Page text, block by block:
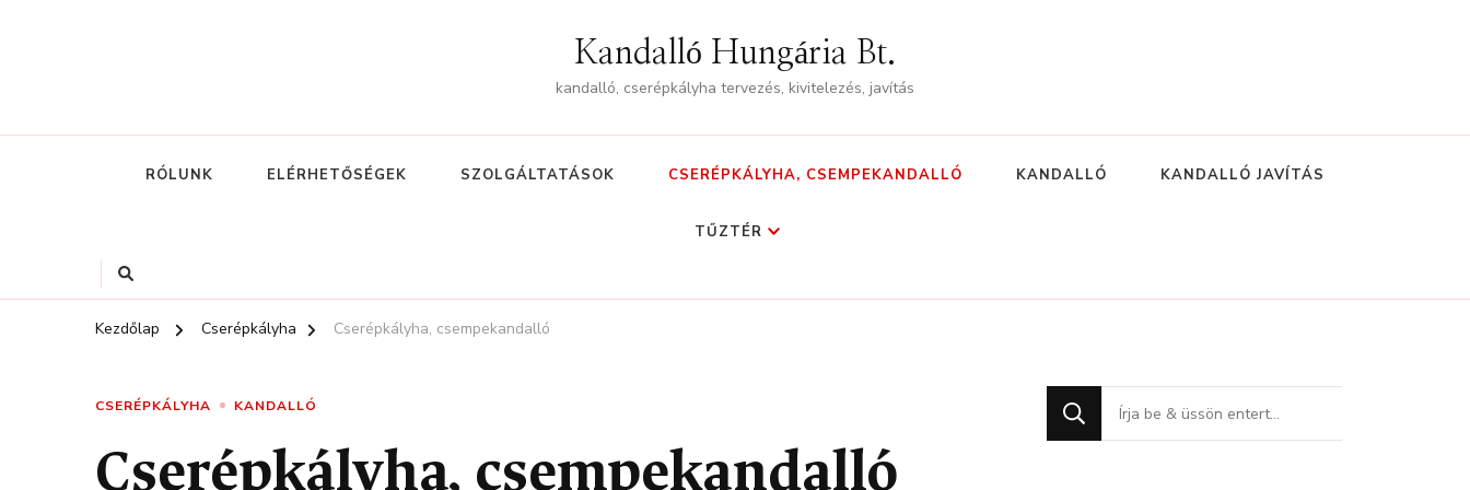
Kandalló Hungária Bt.
kandalló, cserépkályha tervezés, kivitelezés, javítás
RÓLUNK ELÉRHETŐSÉGEK SZOLGÁLTATÁSOK CSERÉPKÁLYHA, CSEMPEKANDALLÓ KANDALLÓ KANDALLÓ JAVÍTÁS
TŰZTÉR
Kezdőlap Cserépkályha Cserépkályha, csempekandalló
CSERÉPKÁLYHA KANDALLÓ
Keres
valamit?